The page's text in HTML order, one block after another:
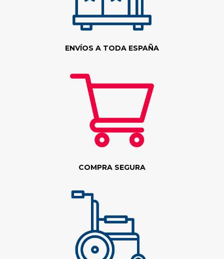
ENVÍOS A TODA ESPAÑA
COMPRA SEGURA